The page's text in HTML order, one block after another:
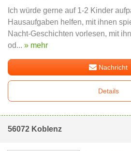
Ich würde gerne auf 1-2 Kinder
Hausaufgaben helfen, mit ihnen
Nacht-Geschichten vorlesen, mit
od... » mehr
Nachricht
Details
56072 Koblenz